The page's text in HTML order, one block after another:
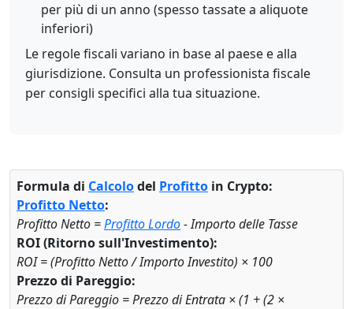
per più di un anno (spesso tassate a aliquote
inferiori)
Le regole fiscali variano in base al paese e alla
giurisdizione. Consulta un professionista fiscale
per consigli specifici alla tua situazione.
Formula di Calcolodel Profitto in Crypto:
Profitto Netto:
Profitto Netto =Profitto Lordo- Importo delle Tasse
ROI (Ritorno sull'Investimento):
ROI = (Profitto Netto / Importo Investito) × 100
Prezzo di Pareggio:
Prezzo di Pareggio = Prezzo di Entrata × (1 + (2 ×